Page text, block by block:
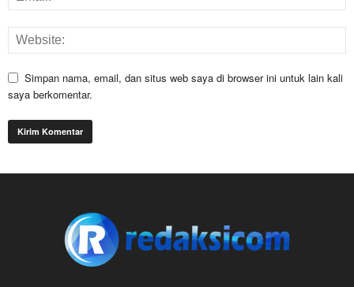
Simpan nama, email, dan situs web saya di browser ini untuk lain kali
saya berkomentar.